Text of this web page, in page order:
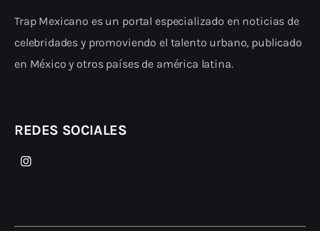
Trap Mexicano es un portal especializado en noticias de
celebridades y promoviendo el talento urbano, publicado
en México y otros países de américa latina.
REDES SOCIALES